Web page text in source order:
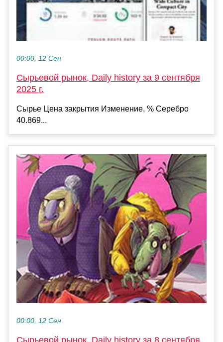
00:00, 12 Сен
Сырьевой рынок, Daily history за 9 сентября
2025 г.
Сырье Цена закрытия Изменение, % Серебро
40.869...
00:00, 12 Сен
Сырьевой рынок, Daily history за 8 сентября